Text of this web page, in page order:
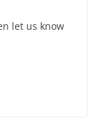
let us know